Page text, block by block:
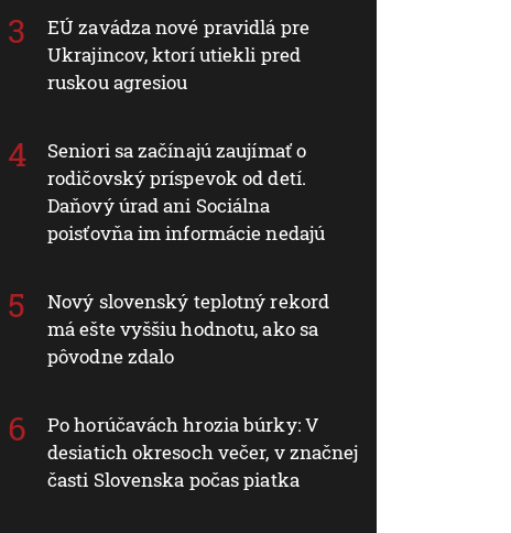
EÚ zavádza nové pravidlá pre
Ukrajincov, ktorí utiekli pred
ruskou agresiou
Seniori sa začínajú zaujímať o
rodičovský príspevok od detí.
Daňový úrad ani Sociálna
poisťovňa im informácie nedajú
Nový slovenský teplotný rekord
má ešte vyššiu hodnotu, ako sa
pôvodne zdalo
Po horúčavách hrozia búrky: V
desiatich okresoch večer, v značnej
časti Slovenska počas piatka